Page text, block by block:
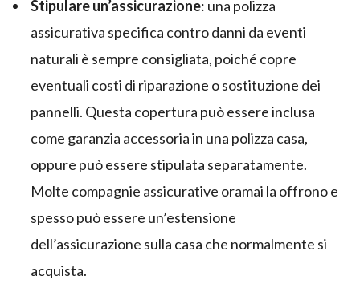
Stipulare un’assicurazione: una polizza
assicurativa specifica contro danni da eventi
naturali è sempre consigliata, poiché copre
eventuali costi di riparazione o sostituzione dei
pannelli. Questa copertura può essere inclusa
come garanzia accessoria in una polizza casa,
oppure può essere stipulata separatamente.
Molte compagnie assicurative oramai la offrono e
spesso può essere un’estensione
dell’assicurazione sulla casa che normalmente si
acquista.